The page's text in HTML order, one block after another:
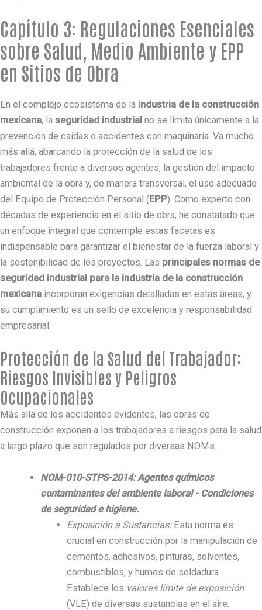
Capítulo 3: Regulaciones Esenciales
sobre Salud, Medio Ambiente y EPP
en Sitios de Obra
En el complejo ecosistema de la industria de la construcción
mexicana, la seguridad industrial no se limita únicamente a la
prevención de caídas o accidentes con maquinaria. Va mucho
más allá, abarcando la protección de la salud de los
trabajadores frente a diversos agentes, la gestión del impacto
ambiental de la obra y, de manera transversal, el uso adecuado
del Equipo de Protección Personal (EPP). Como experto con
décadas de experiencia en el sitio de obra, he constatado que
un enfoque integral que contemple estas facetas es
indispensable para garantizar el bienestar de la fuerza laboral y
la sostenibilidad de los proyectos. Las principales normas de
seguridad industrial para la industria de la construcción
mexicana incorporan exigencias detalladas en estas áreas, y
su cumplimiento es un sello de excelencia y responsabilidad
empresarial.
Protección de la Salud del Trabajador:
Riesgos Invisibles y Peligros
Ocupacionales
Más allá de los accidentes evidentes, las obras de
construcción exponen a los trabajadores a riesgos para la salud
a largo plazo que son regulados por diversas NOMs.
NOM-010-STPS-2014: Agentes químicos
contaminantes del ambiente laboral - Condiciones
de seguridad e higiene.
Exposición a Sustancias:Esta norma es
crucial en construcción por la manipulación de
cementos, adhesivos, pinturas, solventes,
combustibles, y humos de soldadura.
Establece los valores límite de exposición
(VLE) de diversas sustancias en el aire.